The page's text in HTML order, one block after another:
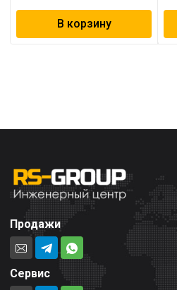
В корзину
Продажи
Сервис